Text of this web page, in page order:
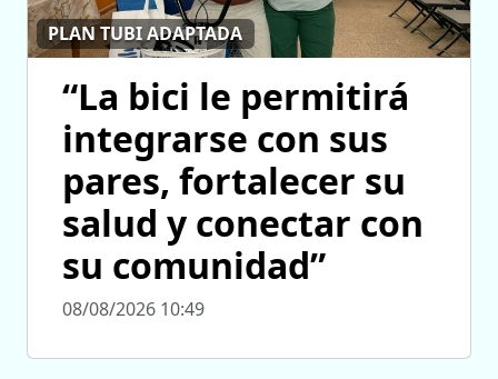
PLAN TUBI ADAPTADA
“La bici le permitirá
integrarse con sus
pares, fortalecer su
salud y conectar con
su comunidad”
08/08/2026 10:49